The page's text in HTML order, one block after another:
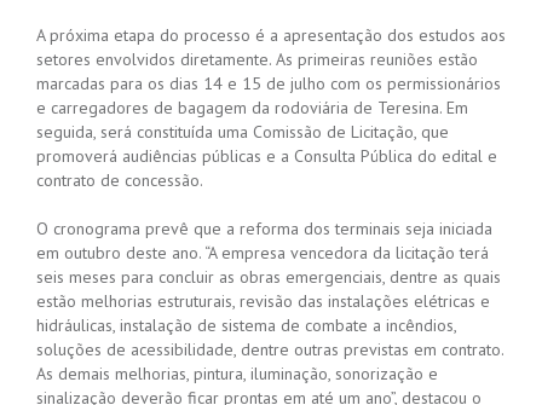
A próxima etapa do processo é a apresentação dos estudos aos
setores envolvidos diretamente. As primeiras reuniões estão
marcadas para os dias 14 e 15 de julho com os permissionários
e carregadores de bagagem da rodoviária de Teresina. Em
seguida, será constituída uma Comissão de Licitação, que
promoverá audiências públicas e a Consulta Pública do edital e
contrato de concessão.
O cronograma prevê que a reforma dos terminais seja iniciada
em outubro deste ano. “A empresa vencedora da licitação terá
seis meses para concluir as obras emergenciais, dentre as quais
estão melhorias estruturais, revisão das instalações elétricas e
hidráulicas, instalação de sistema de combate a incêndios,
soluções de acessibilidade, dentre outras previstas em contrato.
As demais melhorias, pintura, iluminação, sonorização e
sinalização deverão ficar prontas em até um ano”, destacou o